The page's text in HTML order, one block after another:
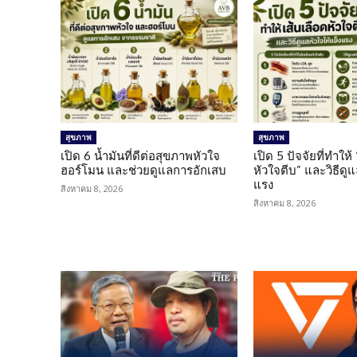
สุขภาพ
เปิด 6 น้ำมันที่ดีต่อสุขภาพหัวใจ
ฮอร์โมน และช่วยดูแลการอักเสบ
สิงหาคม 8, 2026
สุขภาพ
เปิด 5 ปัจจัยที่ทำให้
หัวใจตีบ” และวิธีดู
แรง
สิงหาคม 8, 2026